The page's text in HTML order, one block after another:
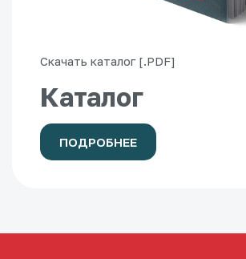
Скачать каталог [.PDF]
Каталог
ПОДРОБНЕЕ